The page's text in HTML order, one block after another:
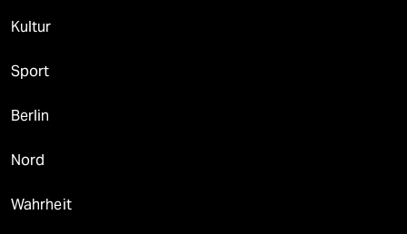
Kultur
Sport
Berlin
Nord
Wahrheit